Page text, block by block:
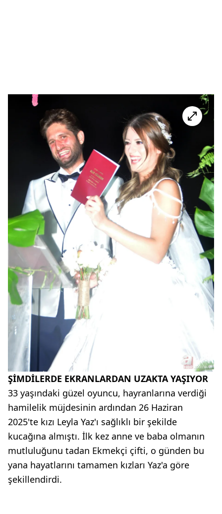
ŞİMDİLERDE EKRANLARDAN UZAKTA YAŞIYOR
33 yaşındaki güzel oyuncu, hayranlarına verdiği
hamilelik müjdesinin ardından 26 Haziran
2025'te kızı Leyla Yaz'ı sağlıklı bir şekilde
kucağına almıştı. İlk kez anne ve baba olmanın
mutluluğunu tadan Ekmekçi çifti, o günden bu
yana hayatlarını tamamen kızları Yaz'a göre
şekillendirdi.